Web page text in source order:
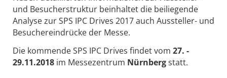
und Besucherstruktur beinhaltet die beiliegende
Analyse zur SPS IPC Drives 2017 auch Aussteller- und
Besuchereindrücke der Messe.
Die kommende SPS IPC Drives findet vom 27. -
29.11.2018 im Messezentrum Nürnbergstatt.